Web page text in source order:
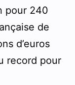
pour 240
de
d’euros
record pour